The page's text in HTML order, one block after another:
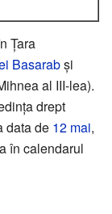
Țara
Basarabși
al III-lea).
drept
data de 12 mai,
în calendarul